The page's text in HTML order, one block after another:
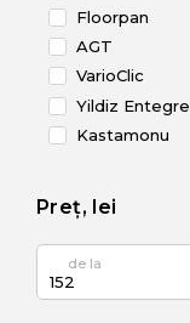
Floorpan
AGT
VarioClic
Yildiz Entegre
Kastamonu
Preț, lei
de la